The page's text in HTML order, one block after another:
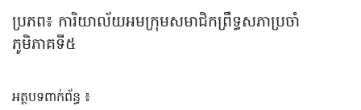
ប្រភព៖ ការិយាល័យអមក្រុមសមាជិកព្រឹទ្ធសភាប្រចាំ
ភូមិភាគទី៥
អត្ថបទពាក់ព័ន្ធ ៖